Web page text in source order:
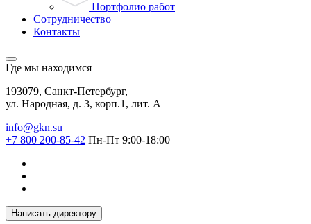
Портфолио работ
Сотрудничество
Контакты
Где мы находимся
193079, Санкт-Петербург,
ул. Народная, д. 3, корп.1, лит. А
info@gkn.su
+7 800 200-85-42 Пн-Пт 9:00-18:00
Написать директору